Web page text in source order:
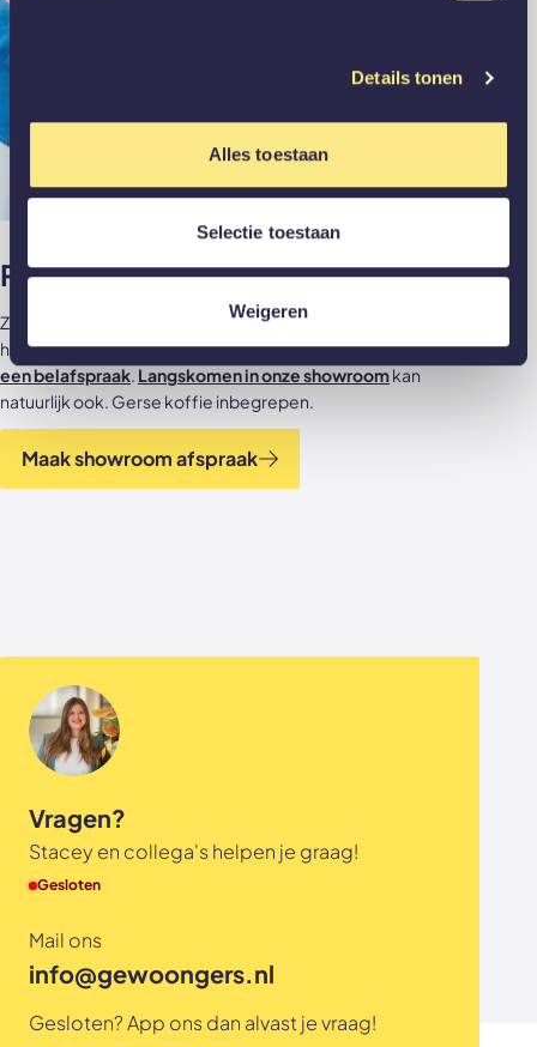
Details tonen
Alles toestaan
Selectie toestaan
Weigeren
Persoonlijk advies
Zoek je iets anders of wil je gewoon samen door je wensen
heen? Geen probleem.Vraag dan een offerte aanofmaak
een belafspraak. Langskomen in onze showroomkan
natuurlijk ook. Gerse koffie inbegrepen.
Maak showroom afspraak
Vragen?
Stacey en collega's helpen je graag!
Gesloten
Mail ons
info@gewoongers.nl
Gesloten? App ons dan alvast je vraag!